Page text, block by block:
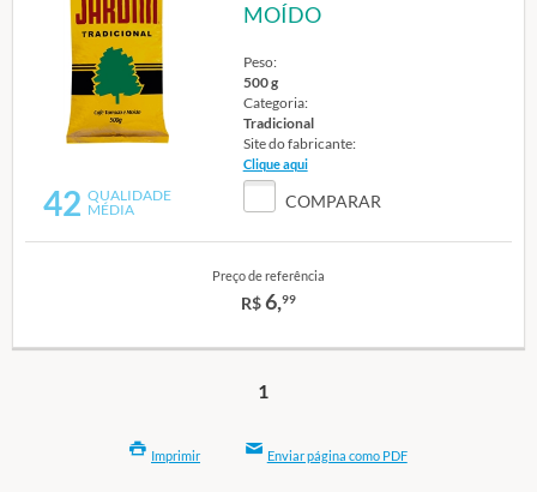
42 QUALIDADE
MÉDIA
MOÍDO
Peso:
500 g
Categoria:
Tradicional
Site do fabricante:
Clique aqui
COMPARAR
Preço de referência
R$6,99
1
Imprimir Enviar página como PDF